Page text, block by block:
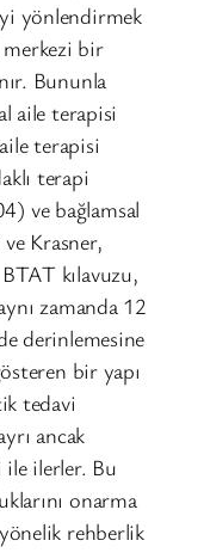
yönlendirmek
bir
Bununla
aile terapisi
terapisi
terapi
ve bağlamsal
Krasner,
kılavuzu,
zamanda 12
derinlemesine
bir yapı
tedavi
ancak
ile ilerler. Bu
onarma
rehberlik